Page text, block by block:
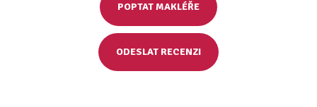
POPTAT MAKLÉŘE
ODESLAT RECENZI